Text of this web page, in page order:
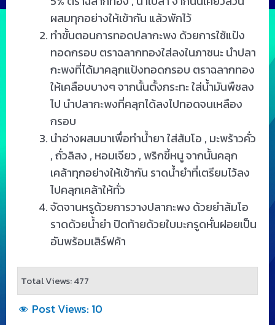
ผสมทุกอย่างให้เข้ากัน แล้วพักไว้
ทำขั้นตอนการทอดปลากะพง ด้วยการใช้แป้ง
ทอดกรอบ ตราฉลากทองใส่ลงในภาชนะ นำปลา
กะพงที่ได้มาคลุกแป้งทอดกรอบ ตราฉลากทอง
ให้เคลือบบางๆ จากนั้นตั้งกระทะ ใส่น้ำมันพืชลง
ไป นำปลากะพงที่คลุกได้ลงไปทอดจนเหลือง
กรอบ
นำอ่างผสมมาเพื่อทำน้ำยา ใส่ส้มโอ , มะพร้าวคั่ว
, ถั่วลิสง , หอมเจียว , พริกขี้หนู จากนั้นคลุก
เคล้าทุกอย่างให้เข้ากัน ราดน้ำยำที่เตรียมไว้ลง
ไปคลุกเคล้าให้ทั่ว
จัดจานหรูด้วยการวางปลากะพง ด้วยยำส้มโอ
ราดด้วยน้ำยำ ปิดท้ายด้วยใบมะกรูดหั่นฝอยเป็น
อันพร้อมเสิร์ฟค้า
Total Views: 477
Post Views: 10